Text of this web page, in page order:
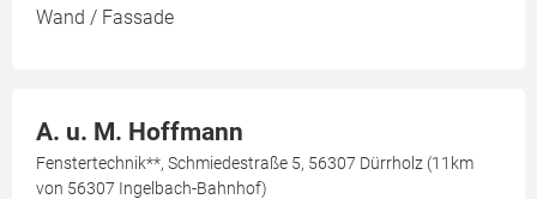
Wand / Fassade
A. u. M. Hoffmann
Fenstertechnik**, Schmiedestraße 5, 56307 Dürrholz (11km
von 56307 Ingelbach-Bahnhof)